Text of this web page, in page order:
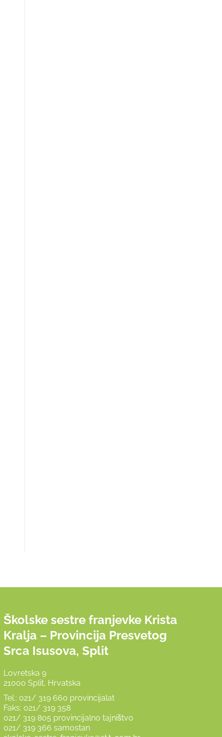
Školske sestre franjevke Krista
Kralja – Provincija Presvetog
Srca Isusova, Split
Lovretska 9
21000 Split, Hrvatska
Tel.: 021/ 319 660 provincijalat
Faks: 021/ 319 358
021/ 319 805 provincijalno tajništvo
021/ 319 366 samostan